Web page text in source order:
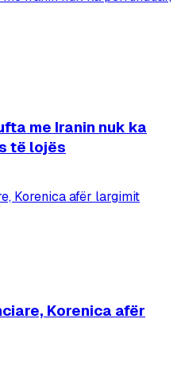
me Iranin nuk ka
të lojës
Korenica afër